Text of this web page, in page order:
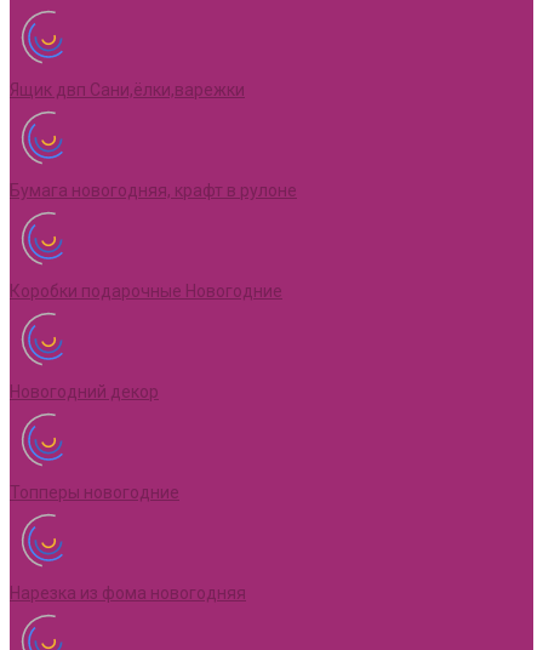
Ящик двп Сани,ёлки,варежки
Бумага новогодняя, крафт в рулоне
Коробки подарочные Новогодние
Новогодний декор
Топперы новогодние
Нарезка из фома новогодняя